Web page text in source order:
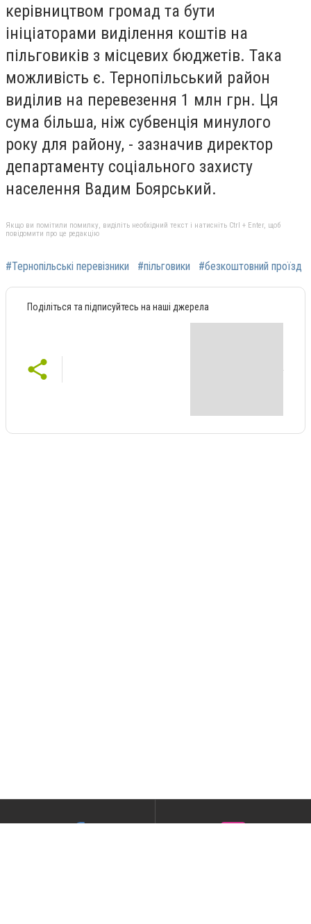
керівництвом громад та бути
ініціаторами виділення коштів на
пільговиків з місцевих бюджетів. Така
можливість є. Тернопільський район
виділив на перевезення 1 млн грн. Ця
сума більша, ніж субвенція минулого
року для району, - зазначив директор
департаменту соціального захисту
населення Вадим Боярський.
Якщо ви помітили помилку, виділіть необхідний текст і натисніть Ctrl + Enter, щоб
повідомити про це редакцію
#Тернопільські перевізники #пільговики #безкоштовний проїзд
Поділіться та підписуйтесь на наші джерела